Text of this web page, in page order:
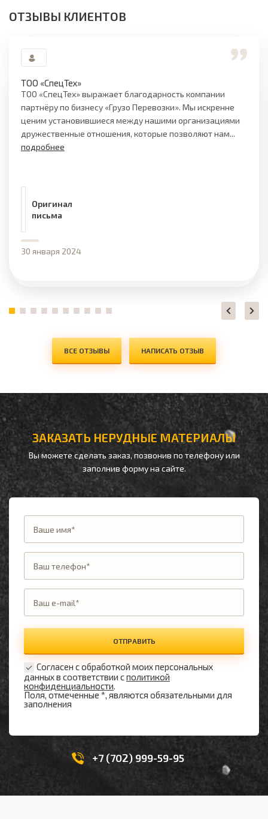
ОТЗЫВЫ КЛИЕНТОВ
ТОО «СпецТех»
ТОО «СпецТех» выражает благодарность компании
партнёру по бизнесу «Грузо Перевозки». Мы искренне
ценим установившиеся между нашими организациями
дружественные отношения, которые позволяют нам...
подробнее
Оригинал
письма
30 января 2024
ВСЕ ОТЗЫВЫ НАПИСАТЬ ОТЗЫВ
ЗАКАЗАТЬ НЕРУДНЫЕ МАТЕРИАЛЫ
Вы можете сделать заказ, позвонив по телефонуили
заполнив форму на сайте.
ОТПРАВИТЬ
Согласен с обработкой моих персональных
данных в соответствии сполитикой
конфиденциальности.
Поля, отмеченные *, являются обязательными для
заполнения
+7 (702) 999-59-95